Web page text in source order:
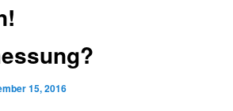
15, 2016